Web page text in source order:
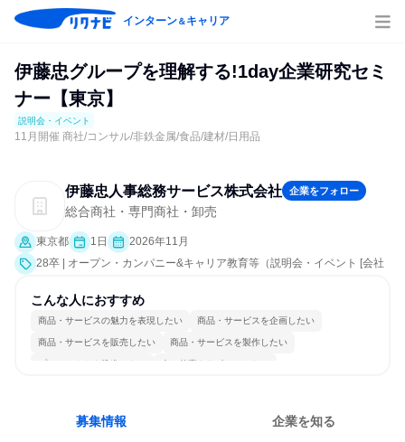
インターン＆キャリア
伊藤忠グループを理解する!1day企業研究セミ
ナー【東京】
説明会・イベント
11月開催 商社/コンサル/非鉄金属/食品/建材/日用品
伊藤忠人事総務サービス株式会社 企業をフォロー
総合商社・専門商社・卸売
東京都 1日
2026年11月
28卒 | オープン・カンパニー&キャリア教育等（説明会・イベント [会社
こんな人におすすめ
商品・サービスの魅力を表現したい 商品・サービスを企画したい
商品・サービスを販売したい 商品・サービスを製作したい
プロジェクトを推進したい 人の仕事をサポートしたい
募集情報 企業を知る